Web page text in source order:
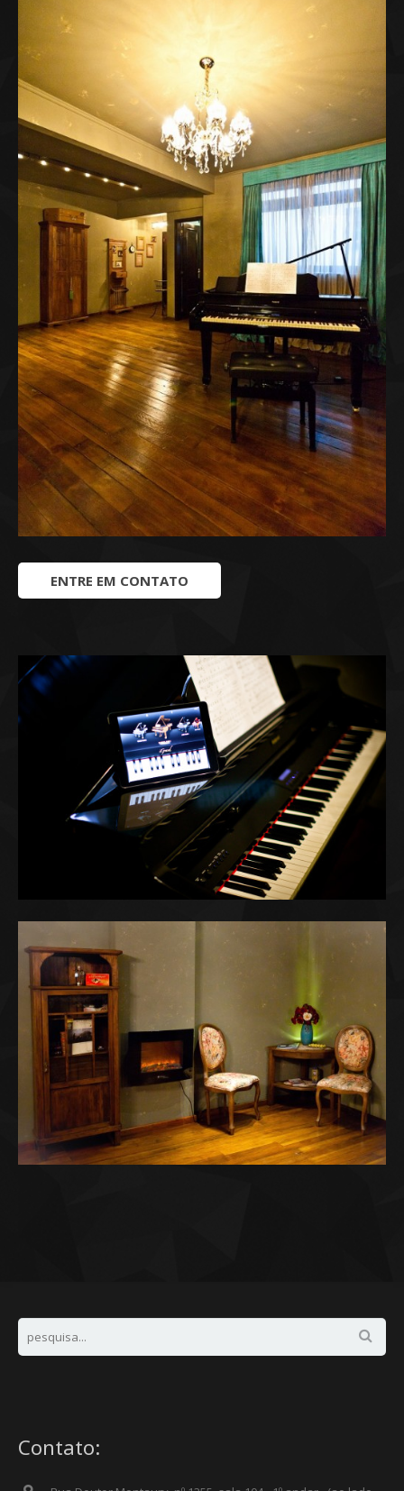
ENTRE EM CONTATO
Contato: